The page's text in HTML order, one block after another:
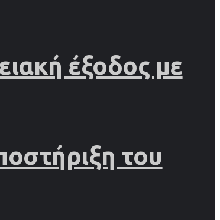
έξοδος με
του